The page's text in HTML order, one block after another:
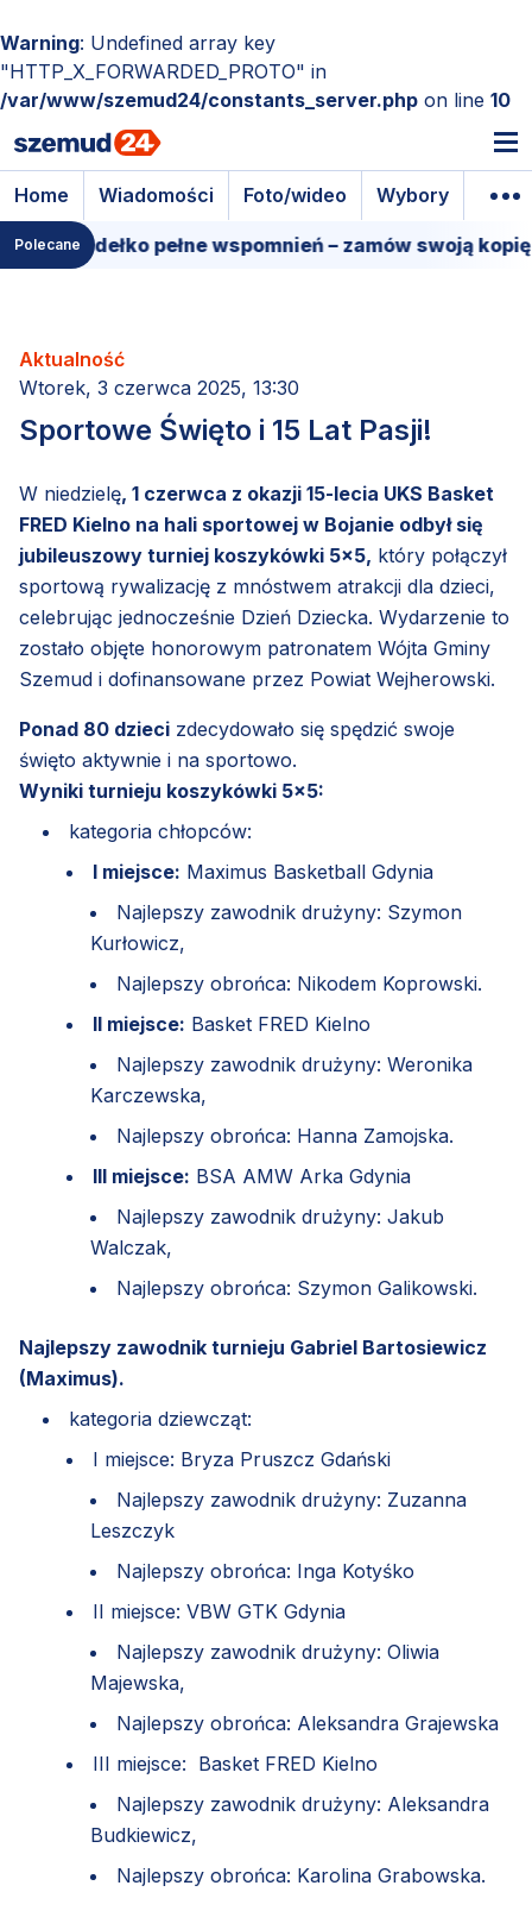
Warning: Undefined array key
"HTTP_X_FORWARDED_PROTO" in
/var/www/szemud24/constants_server.php on line 10
Home Wiadomości Foto/wideo Wybory
Polecane
pudełko pełne wspomnień – zamów swoją kopię!
Aktualność
Wtorek, 3 czerwca 2025, 13:30
Sportowe Święto i 15 Lat Pasji!
W niedzielę, 1 czerwca z okazji 15-lecia UKS Basket
FRED Kielno na hali sportowej w Bojanie odbył się
jubileuszowy turniej koszykówki 5x5, który połączył
sportową rywalizację z mnóstwem atrakcji dla dzieci,
celebrując jednocześnie Dzień Dziecka. Wydarzenie to
zostało objęte honorowym patronatem Wójta Gminy
Szemud i dofinansowane przez Powiat Wejherowski.
Ponad 80 dzieci zdecydowało się spędzić swoje
święto aktywnie i na sportowo.
Wyniki turnieju koszykówki 5x5:
kategoria chłopców:
I miejsce: Maximus Basketball Gdynia
Najlepszy zawodnik drużyny: Szymon
Kurłowicz,
Najlepszy obrońca: Nikodem Koprowski.
II miejsce: Basket FRED Kielno
Najlepszy zawodnik drużyny: Weronika
Karczewska,
Najlepszy obrońca: Hanna Zamojska.
III miejsce: BSA AMW Arka Gdynia
Najlepszy zawodnik drużyny: Jakub
Walczak,
Najlepszy obrońca: Szymon Galikowski.
Najlepszy zawodnik turnieju Gabriel Bartosiewicz
(Maximus).
kategoria dziewcząt:
I miejsce: Bryza Pruszcz Gdański
Najlepszy zawodnik drużyny: Zuzanna
Leszczyk
Najlepszy obrońca: Inga Kotyśko
II miejsce: VBW GTK Gdynia
Najlepszy zawodnik drużyny: Oliwia
Majewska,
Najlepszy obrońca: Aleksandra Grajewska
III miejsce: Basket FRED Kielno
Najlepszy zawodnik drużyny: Aleksandra
Budkiewicz,
Najlepszy obrońca: Karolina Grabowska.